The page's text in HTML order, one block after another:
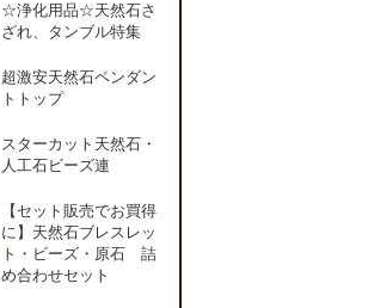
ye）
インカローズ（ロード
クロサイト/Rhodochros
インディアンアゲート(I
ndian Agate)
☆浄化用品☆天然石さ
ざれ、タンブル特集
超激安天然石ペンダン
トトップ
スターカット天然石・
人工石ビーズ連
【セット販売でお買得
に】天然石ブレスレッ
ト・ビーズ・原石 詰
め合わせセット